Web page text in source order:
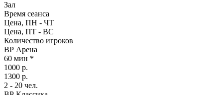
Зал
Время сеанса
Цена, ПН - ЧТ
Цена, ПТ - ВС
Количество игроков
ВР Арена
60 мин *
1000 р.
1300 р.
2 - 20 чел.